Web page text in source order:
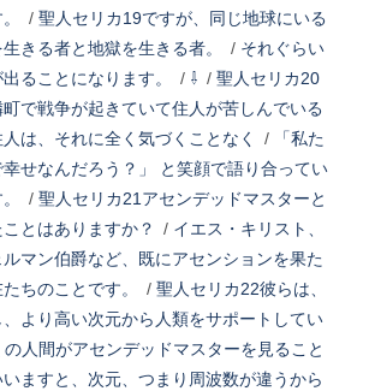
/ 聖人セリカ19ですが、同じ地球にいる
きる者と地獄を生きる者。
/ それぐらい
ることになります。
/ ⇩ / 聖人セリカ20
で戦争が起きていて住人が苦しんでいる
は、それに全く気づくことなく
/
「私た
せなんだろう？」 と笑顔で語り合ってい
/ 聖人セリカ21アセンデッドマスターと
とはありますか？
/ イエス・キリスト、
マン伯爵など、既にアセンションを果た
ちのことです。
/ 聖人セリカ22彼らは、
より高い次元から人類をサポートしてい
の人間がアセンデッドマスターを見ること
ますと、次元、つまり周波数が違うから